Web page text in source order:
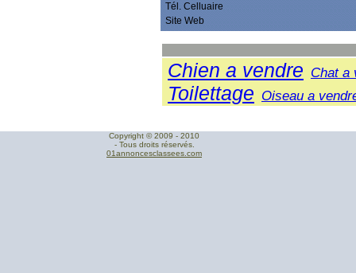
Tél. Celluaire
Site Web
Chien a vendre Chat a
Toilettage Oiseau a
Copyright © 2009 - 2010
- Tous droits réservés.
01annoncesclassees.com